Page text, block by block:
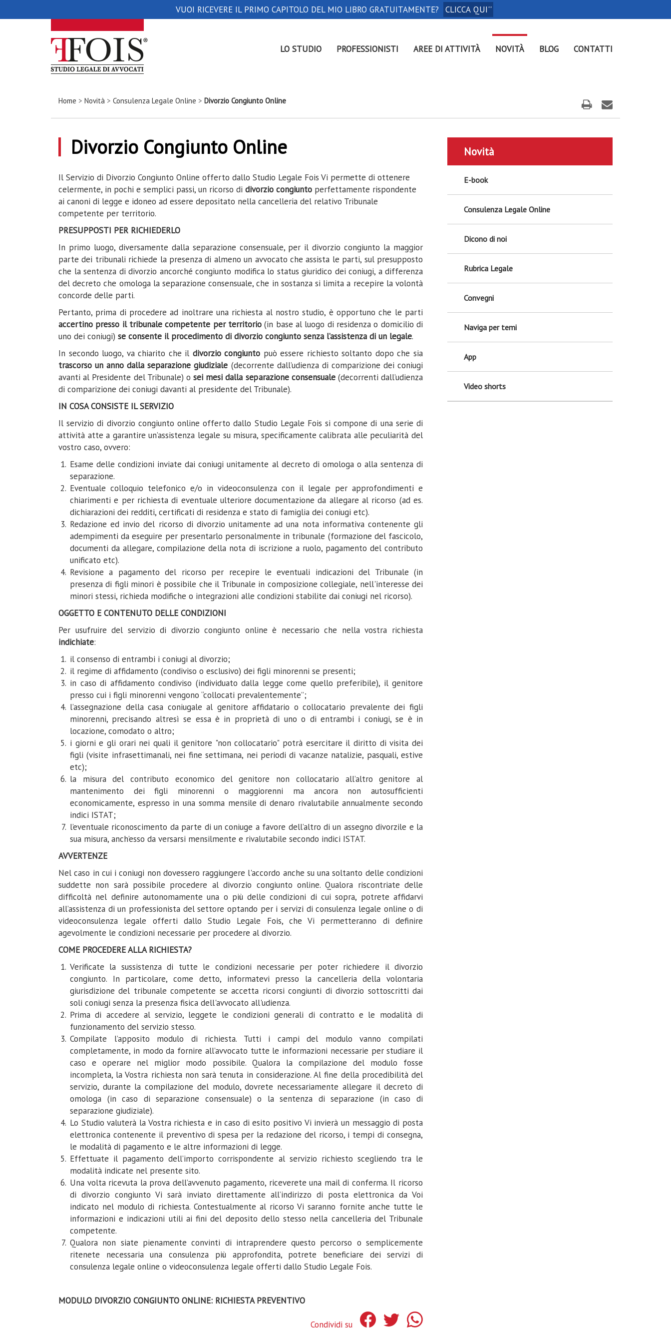
VUOI RICEVERE IL PRIMO CAPITOLO DEL MIO LIBRO GRATUITAMENTE? CLICCA QUI''
LO STUDIO PROFESSIONISTI AREE DI ATTIVITÀ NOVITÀ BLOG CONTATTI
Home > Novità > Consulenza Legale Online > Divorzio Congiunto Online
Divorzio Congiunto Online
Il Servizio di Divorzio Congiunto Online offerto dallo Studio Legale Fois Vi permette di ottenere
celermente, in pochi e semplici passi, un ricorso di divorzio congiunto perfettamente rispondente
ai canoni di legge e idoneo ad essere depositato nella cancelleria del relativo Tribunale
competente per territorio.
PRESUPPOSTI PER RICHIEDERLO
In primo luogo, diversamente dalla separazione consensuale, per il divorzio congiunto la maggior
parte dei tribunali richiede la presenza di almeno un avvocato che assista le parti, sul presupposto
che la sentenza di divorzio ancorché congiunto modifica lo status giuridico dei coniugi, a differenza
del decreto che omologa la separazione consensuale, che in sostanza si limita a recepire la volontà
concorde delle parti.
Pertanto, prima di procedere ad inoltrare una richiesta al nostro studio, è opportuno che le parti
accertino presso il tribunale competente per territorio(in base al luogo di residenza o domicilio di
uno dei coniugi) se consente il procedimento di divorzio congiunto senza l’assistenza di un legale.
In secondo luogo, va chiarito che il divorzio congiunto può essere richiesto soltanto dopo che sia
trascorso un anno dalla separazione giudiziale (decorrente dall’udienza di comparizione dei coniugi
avanti al Presidente del Tribunale) o sei mesi dalla separazione consensuale(decorrenti dall’udienza
di comparizione dei coniugi davanti al presidente del Tribunale).
IN COSA CONSISTE IL SERVIZIO
Il servizio di divorzio congiunto online offerto dallo Studio Legale Fois si compone di una serie di
attività atte a garantire un’assistenza legale su misura, specificamente calibrata alle peculiarità del
vostro caso, ovvero:
Esame delle condizioni inviate dai coniugi unitamente al decreto di omologa o alla sentenza di
separazione.
Eventuale colloquio telefonico e/o in videoconsulenza con il legale per approfondimenti e
chiarimenti e per richiesta di eventuale ulteriore documentazione da allegare al ricorso (ad es.
dichiarazioni dei redditi, certificati di residenza e stato di famiglia dei coniugi etc).
Redazione ed invio del ricorso di divorzio unitamente ad una nota informativa contenente gli
adempimenti da eseguire per presentarlo personalmente in tribunale (formazione del fascicolo,
documenti da allegare, compilazione della nota di iscrizione a ruolo, pagamento del contributo
unificato etc).
Revisione a pagamento del ricorso per recepire le eventuali indicazioni del Tribunale (in
presenza di figli minori è possibile che il Tribunale in composizione collegiale, nell'interesse dei
minori stessi, richieda modifiche o integrazioni alle condizioni stabilite dai coniugi nel ricorso).
OGGETTO E CONTENUTO DELLE CONDIZIONI
Per usufruire del servizio di divorzio congiunto online è necessario che nella vostra richiesta
indichiate:
il consenso di entrambi i coniugi al divorzio;
il regime di affidamento (condiviso o esclusivo) dei figli minorenni se presenti;
in caso di affidamento condiviso (individuato dalla legge come quello preferibile), il genitore
presso cui i figli minorenni vengono “collocati prevalentemente”;
l’assegnazione della casa coniugale al genitore affidatario o collocatario prevalente dei figli
minorenni, precisando altresì se essa è in proprietà di uno o di entrambi i coniugi, se è in
locazione, comodato o altro;
i giorni e gli orari nei quali il genitore "non collocatario" potrà esercitare il diritto di visita dei
figli (visite infrasettimanali, nei fine settimana, nei periodi di vacanze natalizie, pasquali, estive
etc);
la misura del contributo economico del genitore non collocatario all’altro genitore al
mantenimento dei figli minorenni o maggiorenni ma ancora non autosufficienti
economicamente, espresso in una somma mensile di denaro rivalutabile annualmente secondo
indici ISTAT;
l’eventuale riconoscimento da parte di un coniuge a favore dell’altro di un assegno divorzile e la
sua misura, anch’esso da versarsi mensilmente e rivalutabile secondo indici ISTAT.
AVVERTENZE
Nel caso in cui i coniugi non dovessero raggiungere l'accordo anche su una soltanto delle condizioni
suddette non sarà possibile procedere al divorzio congiunto online. Qualora riscontriate delle
difficoltà nel definire autonomamente una o più delle condizioni di cui sopra, potrete affidarvi
all’assistenza di un professionista del settore optando per i servizi di consulenza legale online o di
videoconsulenza legale offerti dallo Studio Legale Fois, che Vi permetteranno di definire
agevolmente le condizioni necessarie per procedere al divorzio.
COME PROCEDERE ALLA RICHIESTA?
Verificate la sussistenza di tutte le condizioni necessarie per poter richiedere il divorzio
congiunto. In particolare, come detto, informatevi presso la cancelleria della volontaria
giurisdizione del tribunale competente se accetta ricorsi congiunti di divorzio sottoscritti dai
soli coniugi senza la presenza fisica dell'avvocato all'udienza.
Prima di accedere al servizio, leggete le condizioni generali di contratto e le modalità di
funzionamento del servizio stesso.
Compilate l’apposito modulo di richiesta. Tutti i campi del modulo vanno compilati
completamente, in modo da fornire all’avvocato tutte le informazioni necessarie per studiare il
caso e operare nel miglior modo possibile. Qualora la compilazione del modulo fosse
incompleta, la Vostra richiesta non sarà tenuta in considerazione. Al fine della procedibilità del
servizio, durante la compilazione del modulo, dovrete necessariamente allegare il decreto di
omologa (in caso di separazione consensuale) o la sentenza di separazione (in caso di
separazione giudiziale).
Lo Studio valuterà la Vostra richiesta e in caso di esito positivo Vi invierà un messaggio di posta
elettronica contenente il preventivo di spesa per la redazione del ricorso, i tempi di consegna,
le modalità di pagamento e le altre informazioni di legge.
Effettuate il pagamento dell’importo corrispondente al servizio richiesto scegliendo tra le
modalità indicate nel presente sito.
Una volta ricevuta la prova dell’avvenuto pagamento, riceverete una mail di conferma. Il ricorso
di divorzio congiunto Vi sarà inviato direttamente all’indirizzo di posta elettronica da Voi
indicato nel modulo di richiesta. Contestualmente al ricorso Vi saranno fornite anche tutte le
informazioni e indicazioni utili ai fini del deposito dello stesso nella cancelleria del Tribunale
competente.
Qualora non siate pienamente convinti di intraprendere questo percorso o semplicemente
ritenete necessaria una consulenza più approfondita, potrete beneficiare dei servizi di
consulenza legale online o videoconsulenza legale offerti dallo Studio Legale Fois.
MODULO DIVORZIO CONGIUNTO ONLINE: RICHIESTA PREVENTIVO
Condividi su
Novità
E-book
Consulenza Legale Online
Dicono di noi
Rubrica Legale
Convegni
Naviga per temi
App
Video shorts